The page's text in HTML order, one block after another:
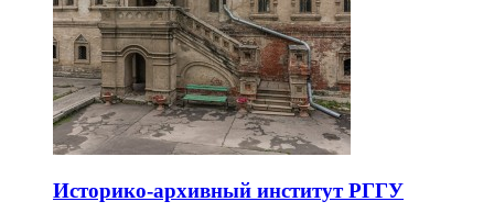
Историко-архивный институт РГГУ